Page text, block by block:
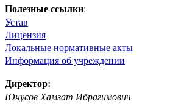
Полезные ссылки:
Устав
Лицензия
Локальные нормативные акты
Информация об учреждении
Директор:
Юнусов Хамзат Ибрагимович